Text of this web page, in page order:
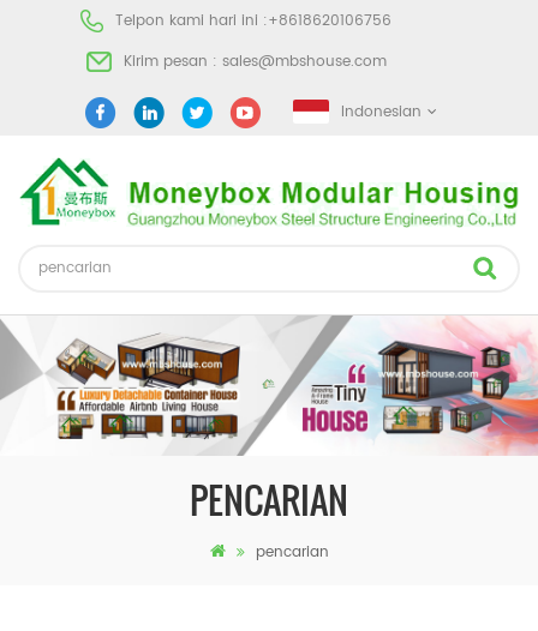
Telpon kami hari ini :+8618620106756
Kirim pesan : sales@mbshouse.com
Indonesian
PENCARIAN
pencarian